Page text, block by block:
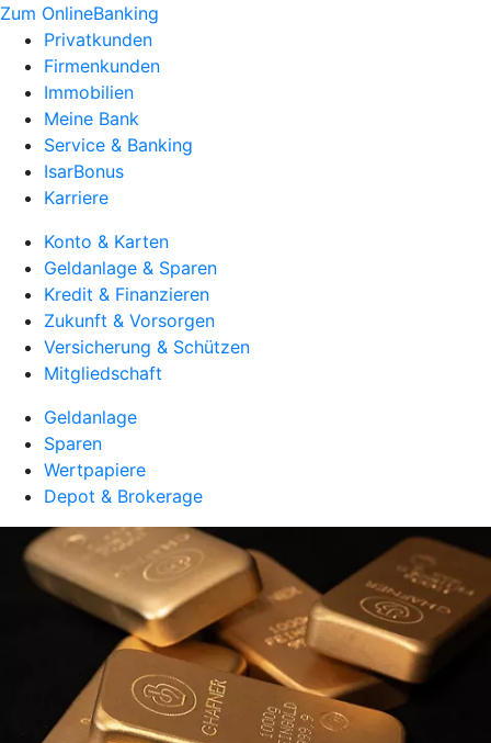
Zum OnlineBanking
Privatkunden
Firmenkunden
Immobilien
Meine Bank
Service & Banking
IsarBonus
Karriere
Konto & Karten
Geldanlage & Sparen
Kredit & Finanzieren
Zukunft & Vorsorgen
Versicherung & Schützen
Mitgliedschaft
Geldanlage
Sparen
Wertpapiere
Depot & Brokerage